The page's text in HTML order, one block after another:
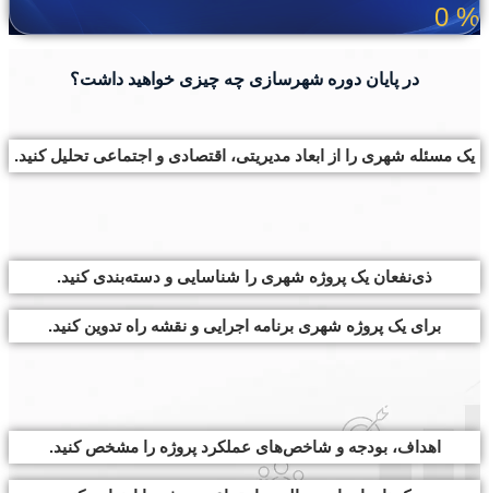
%
0
در پایان دوره شهرسازی چه چیزی خواهید داشت؟
یک مسئله شهری را از ابعاد مدیریتی، اقتصادی و اجتماعی تحلیل کنید.
ذی‌نفعان یک پروژه شهری را شناسایی و دسته‌بندی کنید.
برای یک پروژه شهری برنامه اجرایی و نقشه راه تدوین کنید.
اهداف، بودجه و شاخص‌های عملکرد پروژه را مشخص کنید.